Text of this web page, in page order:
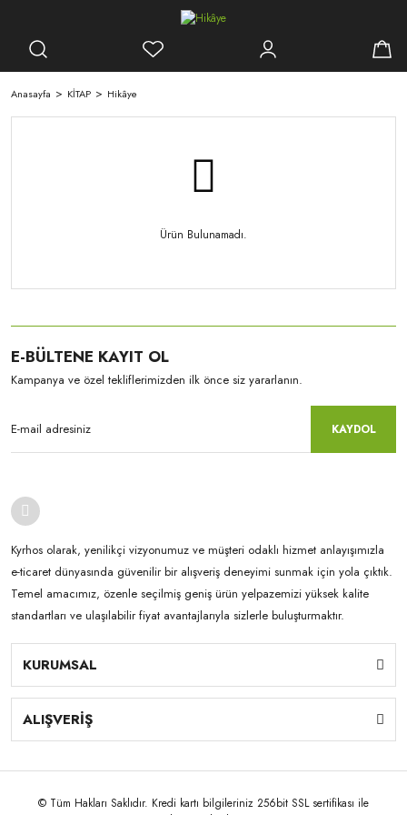
Anasayfa KİTAP Hikâye
Ürün Bulunamadı.
E-BÜLTENE KAYIT OL
Kampanya ve özel tekliflerimizden ilk önce siz yararlanın.
KAYDOL
Kyrhos olarak, yenilikçi vizyonumuz ve müşteri odaklı hizmet anlayışımızla
e-ticaret dünyasında güvenilir bir alışveriş deneyimi sunmak için yola çıktık.
Temel amacımız, özenle seçilmiş geniş ürün yelpazemizi yüksek kalite
standartları ve ulaşılabilir fiyat avantajlarıyla sizlerle buluşturmaktır.
KURUMSAL
ALIŞVERİŞ
© Tüm Hakları Saklıdır. Kredi kartı bilgileriniz 256bit SSL sertifikası ile